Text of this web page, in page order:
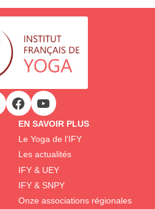
EN SAVOIR PLUS
Le Yoga de l’IFY
Les actualités
IFY & UEY
IFY & SNPY
Onze associations régionales